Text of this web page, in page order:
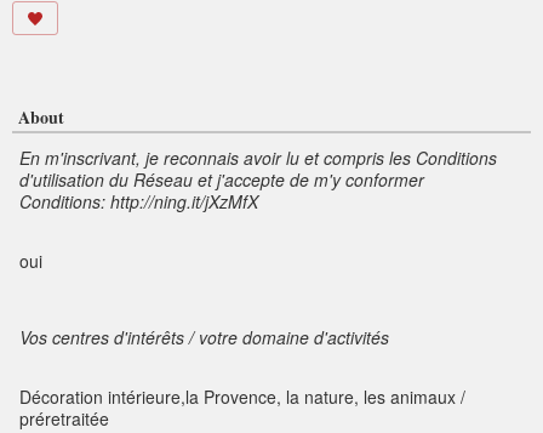
About
En m'inscrivant, je reconnais avoir lu et compris les Conditions
d'utilisation du Réseau et j'accepte de m'y conformer
Conditions: http://ning.it/jXzMfX
oui
Vos centres d'intérêts / votre domaine d'activités
Décoration intérieure,la Provence, la nature, les animaux /
préretraitée